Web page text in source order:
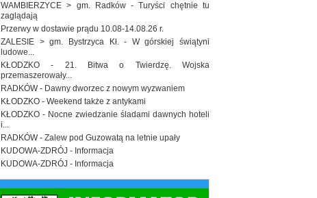
WAMBIERZYCE > gm. Radków - Turyści chętnie tu
zaglądają
Przerwy w dostawie prądu 10.08-14.08.26 r.
ZALESIE > gm. Bystrzyca Kł. - W górskiej świątyni
ludowe...
KŁODZKO - 21. Bitwa o Twierdzę. Wojska
przemaszerowały...
RADKÓW - Dawny dworzec z nowym wyzwaniem
KŁODZKO - Weekend także z antykami
KŁODZKO - Nocne zwiedzanie śladami dawnych hoteli
i...
RADKÓW - Zalew pod Guzowatą na letnie upały
KUDOWA-ZDRÓJ - Informacja
KUDOWA-ZDRÓJ - Informacja